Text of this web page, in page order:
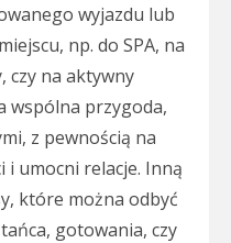
wyjazdu lub
np. do SPA, na
czy na aktywny
wspólna przygoda,
z pewnością na
i umocni relacje. Inną
które można odbyć
gotowania, czy